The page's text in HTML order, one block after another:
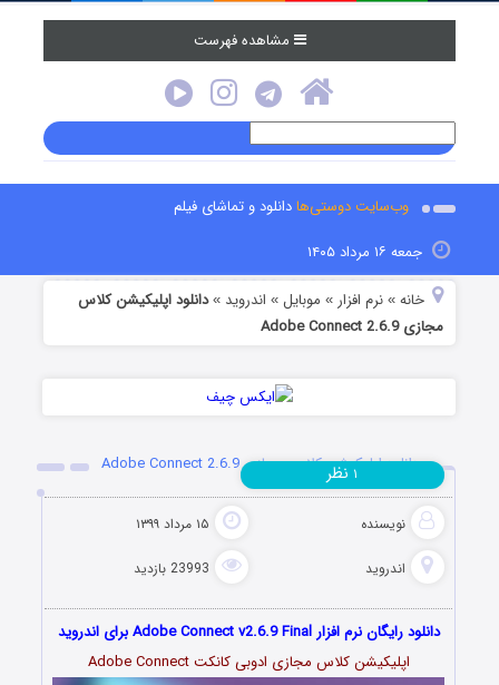
مشاهده فهرست
وب‌سایت دوستی‌هادانلود و تماشای فیلم
جمعه ۱۶ مرداد ۱۴۰۵
خانه »نرم افزار » موبایل » اندروید »دانلود اپلیکیشن کلاس
مجازی Adobe Connect 2.6.9
دانلود اپلیکیشن کلاس مجازی Adobe Connect 2.6.9
نویسنده ۱۵ مرداد ۱۳۹۹
اندروید 23993 بازدید
۱ نظر
دانلود رایگان نرم افزار Adobe Connect v2.6.9 Final برای اندروید
اپلیکیشن کلاس مجازی ادوبی کانکت Adobe Connect